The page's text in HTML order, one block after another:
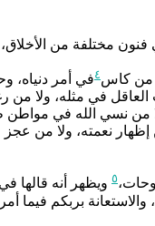
مختلفة من
من كاس٤في أمر
العاقل في مثله، ولا
نسي الله في مواطن
نعمته، ولا من
٥ ويظهر أنه قالها
والاستعانة بربكم فيما